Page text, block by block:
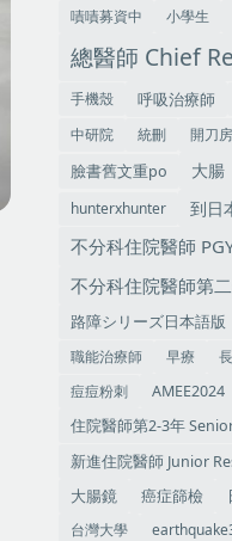
嘖嘖募資中
小學生
總醫師 Chief
手機殼 呼吸治療師
中研院
統刪 開刀房
臉書舊文重po 大腸
hunterxhunter
到日
不分科住院醫師
不分科住院醫師第
路障シリーズ日本語版
職能治療師
早療
痘痘粉刺
AMEE2024
住院醫師第2-3年
新進住院醫師 Junior
大腸鏡
癌症篩檢
台灣大學